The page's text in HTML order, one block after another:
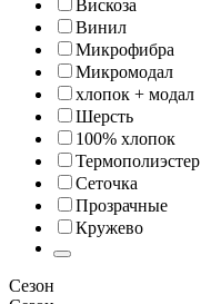
Вискоза
Винил
Микрофибра
Микромодал
хлопок + модал
Шерсть
100% хлопок
Термополиэстер
Сеточка
Прозрачные
Кружево
Сезон